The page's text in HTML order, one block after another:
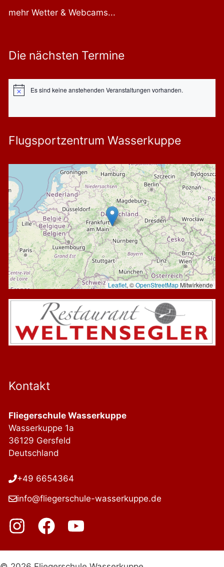
mehr Wetter & Webcams...
Die nächsten Termine
HinweisEs sind keine anstehenden Veranstaltungen vorhanden.
Flugsportzentrum Wasserkuppe
Leaflet, ©OpenStreetMapMitwirkende
Kontakt
Fliegerschule Wasserkuppe
Wasserkuppe 1a
36129 Gersfeld
Deutschland
+49 6654364
info@fliegerschule-wasserkuppe.de